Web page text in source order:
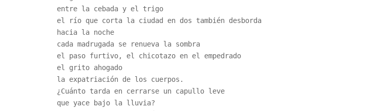
entre la cebada y el trigo
el río que corta la ciudad en dos también desborda
hacia la noche
cada madrugada se renueva la sombra
el paso furtivo, el chicotazo en el empedrado
el grito ahogado
la expatriación de los cuerpos.
¿Cuánto tarda en cerrarse un capullo leve
que yace bajo la lluvia?